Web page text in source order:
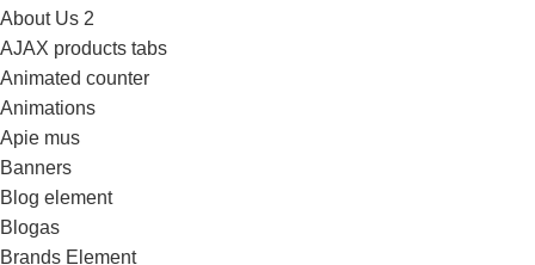
About Us 2
AJAX products tabs
Animated counter
Animations
Apie mus
Banners
Blog element
Blogas
Brands Element